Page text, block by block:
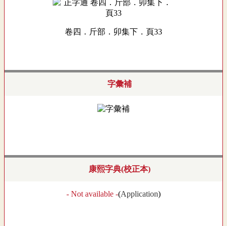
卷四．斤部．卯集下．頁33
字彙補
康熙字典(校正本)
- Not available -(Application)